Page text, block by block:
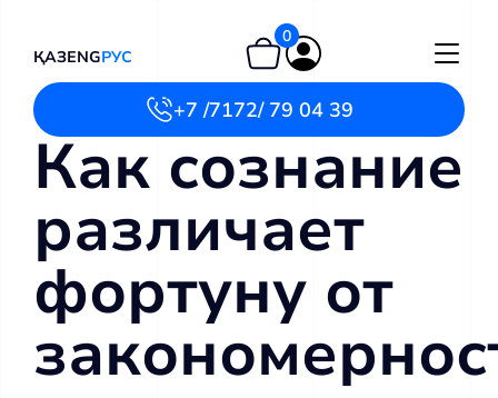
ҚАЗENGРУС
0
+7 /7172/ 79 04 39
Как сознание
различает
фортуну от